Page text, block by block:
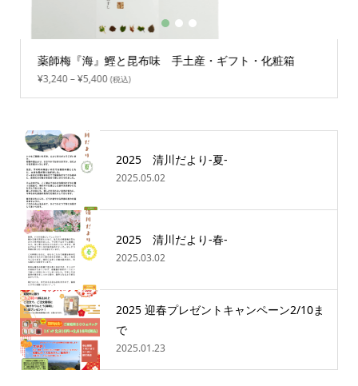
薬師梅『海』鰹と昆布味 手土産・ギフト・化粧箱
¥3,240–¥5,400 (税込)
1 2 3
2025 清川だより-夏-
2025.05.02
2025 清川だより-春-
2025.03.02
2025 迎春プレゼントキャンペーン2/10ま
で
2025.01.23